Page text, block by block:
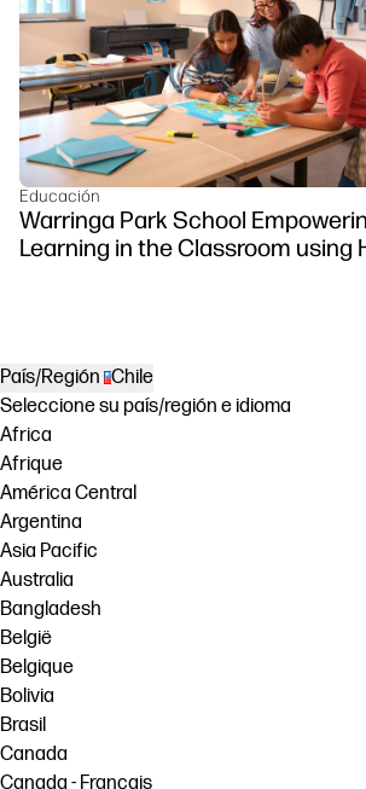
Educación
Warringa Park School
Learning in the Classroom using
País/Región Chile
Seleccione su país/región e idioma
Africa
Afrique
América Central
Argentina
Asia Pacific
Australia
Bangladesh
België
Belgique
Bolivia
Brasil
Canada
Canada - Français